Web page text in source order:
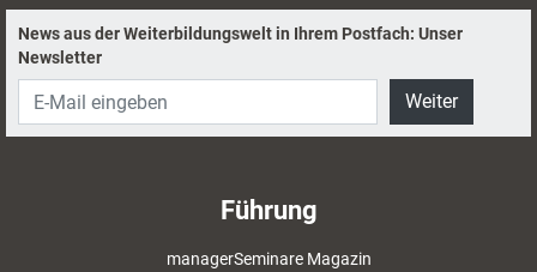
News aus der Weiterbildungswelt in Ihrem Postfach: Unser
Newsletter
Weiter
Führung
managerSeminare Magazin